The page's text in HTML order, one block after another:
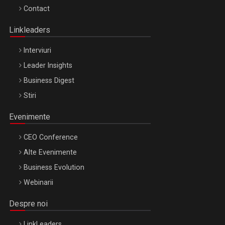
Octombrie
Contact
Linkleaders
Interviuri
Leader Insights
Business Digest
Stiri
Evenimente
CEO Conference
Alte Evenimente
Business Evolution
Webinarii
Despre noi